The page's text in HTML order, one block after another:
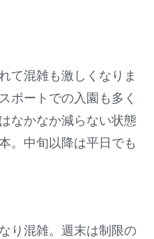
て混雑も激しくなりま
ポートでの入園も多く
なかなか減らない状態
。中旬以降は平日でも
り混雑。週末は制限の